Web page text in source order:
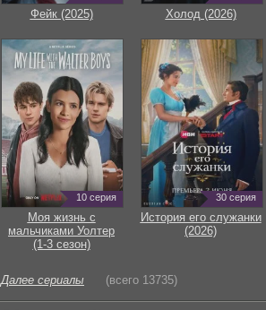
Фейк (2025) Холод (2026)
10 серия
Моя жизнь с
мальчиками Уолтер
(1-3 сезон)
30 серия
История его служанки
(2026)
Далее сериалы (всего 13735)